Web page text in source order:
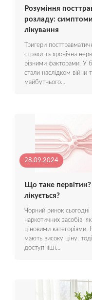
Розуміння
розладу:
лікування
Тригери
страхи та хронічна
різними факторами. У
стали наслідком війни
майбутнього…
28.09.2024
Що таке
лікується?
Чорний ринок сьогодні
наркотичних засобів,
ціновими категоріями.
мають високу ціну,
доступніші…